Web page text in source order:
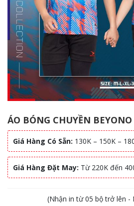
ÁO BÓNG CHUYỀN
Giá Hàng Có Sẵn: 130K – 150K –
Giá Hàng Đặt May: Từ 220K đến
(Nhận in từ 05 bộ trở lên -